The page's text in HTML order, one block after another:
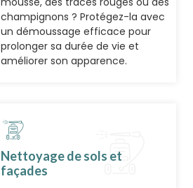
champignons ? Protégez-la avec
un démoussage efficace pour
prolonger sa durée de vie et
améliorer son apparence.
Nettoyage de sols et
façades